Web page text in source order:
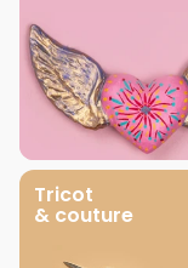
Tricot
& couture